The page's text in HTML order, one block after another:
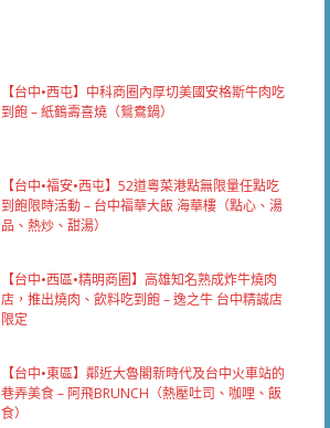
【台中•西屯】中科商圈內厚切美國安格斯牛肉吃
到飽 – 紙鶴壽喜燒（鴛鴦鍋）
【台中•福安•西屯】52道粵菜港點無限量任點吃
到飽限時活動 – 台中福華大飯 海華樓（點心、湯
品、熱炒、甜湯）
【台中•西區•精明商圈】高雄知名熟成炸牛燒肉
店，推出燒肉、飲料吃到飽 – 逸之牛 台中精誠店
限定
【台中•東區】鄰近大魯閣新時代及台中火車站的
巷弄美食 – 阿飛BRUNCH（熱壓吐司、咖哩、飯
食）